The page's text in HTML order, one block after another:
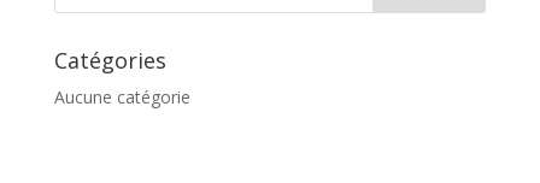
Catégories
Aucune catégorie